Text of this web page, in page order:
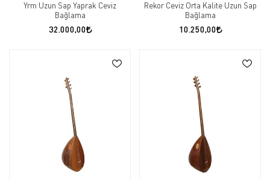
Yrm Uzun Sap Yaprak Ceviz
Bağlama
32.000,00
Rekor Ceviz Orta Kalite Uzun Sap
Bağlama
10.250,00